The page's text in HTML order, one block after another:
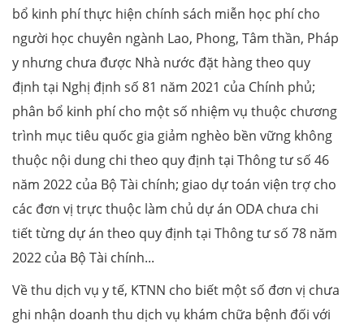
bổ kinh phí thực hiện chính sách miễn học phí cho
người học chuyên ngành Lao, Phong, Tâm thần, Pháp
y nhưng chưa được Nhà nước đặt hàng theo quy
định tại Nghị định số 81 năm 2021 của Chính phủ;
phân bổ kinh phí cho một số nhiệm vụ thuộc chương
trình mục tiêu quốc gia giảm nghèo bền vững không
thuộc nội dung chi theo quy định tại Thông tư số 46
năm 2022 của Bộ Tài chính; giao dự toán viện trợ cho
các đơn vị trực thuộc làm chủ dự án ODA chưa chi
tiết từng dự án theo quy định tại Thông tư số 78 năm
2022 của Bộ Tài chính...
Về thu dịch vụ y tế, KTNN cho biết một số đơn vị chưa
ghi nhận doanh thu dịch vụ khám chữa bệnh đối với